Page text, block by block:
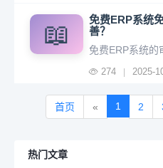
📖
免费ERP系统
善？
274 2025-
首页 « 1 2
热门文章